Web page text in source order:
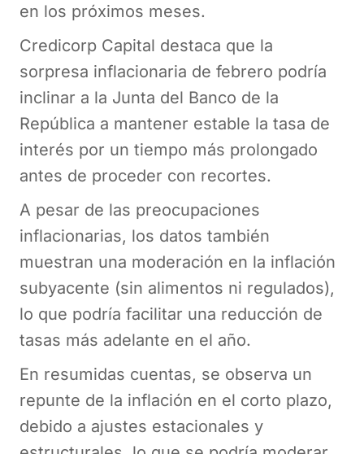
en los próximos meses.
Credicorp Capital destaca que la
sorpresa inflacionaria de febrero podría
inclinar a la Junta del Banco de la
República a mantener estable la tasa de
interés por un tiempo más prolongado
antes de proceder con recortes.
A pesar de las preocupaciones
inflacionarias, los datos también
muestran una moderación en la inflación
subyacente (sin alimentos ni regulados),
lo que podría facilitar una reducción de
tasas más adelante en el año.
En resumidas cuentas, se observa un
repunte de la inflación en el corto plazo,
debido a ajustes estacionales y